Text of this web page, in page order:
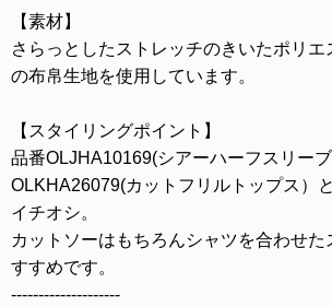
【素材】
さらっとしたストレッチのきいたポリエ
の布帛生地を使用しています。
【スタイリングポイント】
品番OLJHA10169(シアーハーフスリー
OLKHA26079(カットフリルトップス）
イチオシ。
カットソーはもちろんシャツを合わせた
すすめです。
--------------------